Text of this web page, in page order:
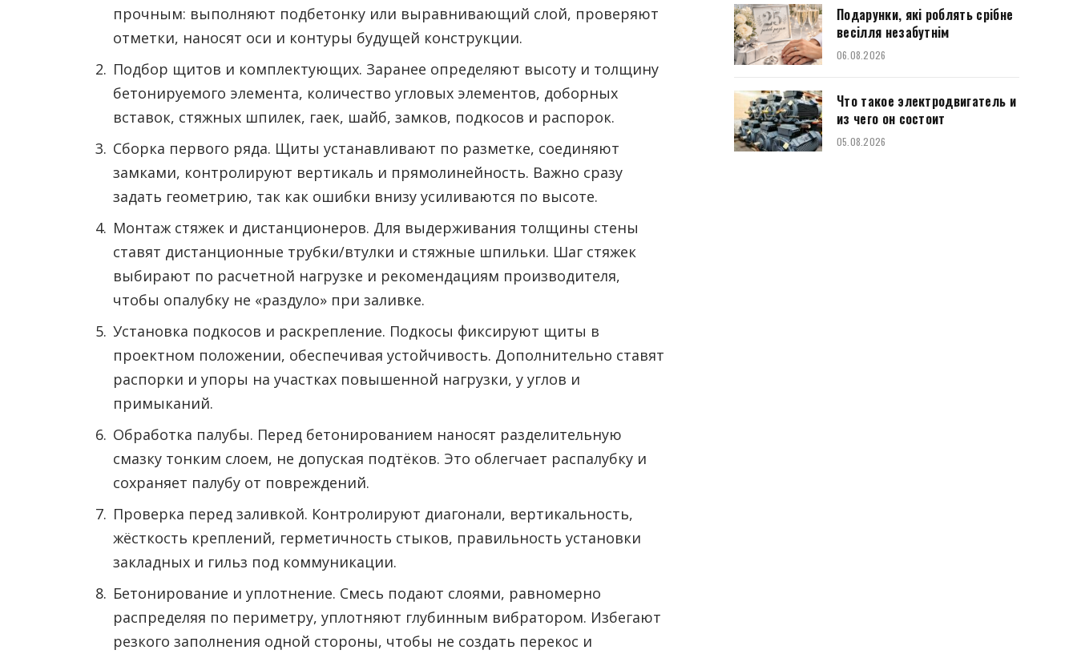
прочным: выполняют подбетонку или выравнивающий слой, проверяют
отметки, наносят оси и контуры будущей конструкции.
Подбор щитов и комплектующих. Заранее определяют высоту и толщину
бетонируемого элемента, количество угловых элементов, доборных
вставок, стяжных шпилек, гаек, шайб, замков, подкосов и распорок.
Сборка первого ряда. Щиты устанавливают по разметке, соединяют
замками, контролируют вертикаль и прямолинейность. Важно сразу
задать геометрию, так как ошибки внизу усиливаются по высоте.
Монтаж стяжек и дистанционеров. Для выдерживания толщины стены
ставят дистанционные трубки/втулки и стяжные шпильки. Шаг стяжек
выбирают по расчетной нагрузке и рекомендациям производителя,
чтобы опалубку не «раздуло» при заливке.
Установка подкосов и раскрепление. Подкосы фиксируют щиты в
проектном положении, обеспечивая устойчивость. Дополнительно ставят
распорки и упоры на участках повышенной нагрузки, у углов и
примыканий.
Обработка палубы. Перед бетонированием наносят разделительную
смазку тонким слоем, не допуская подтёков. Это облегчает распалубку и
сохраняет палубу от повреждений.
Проверка перед заливкой. Контролируют диагонали, вертикальность,
жёсткость креплений, герметичность стыков, правильность установки
закладных и гильз под коммуникации.
Бетонирование и уплотнение. Смесь подают слоями, равномерно
распределяя по периметру, уплотняют глубинным вибратором. Избегают
резкого заполнения одной стороны, чтобы не создать перекос и
Подарунки, які роблять срібне
весілля незабутнім
06.08.2026
Что такое электродвигатель и
из чего он состоит
05.08.2026